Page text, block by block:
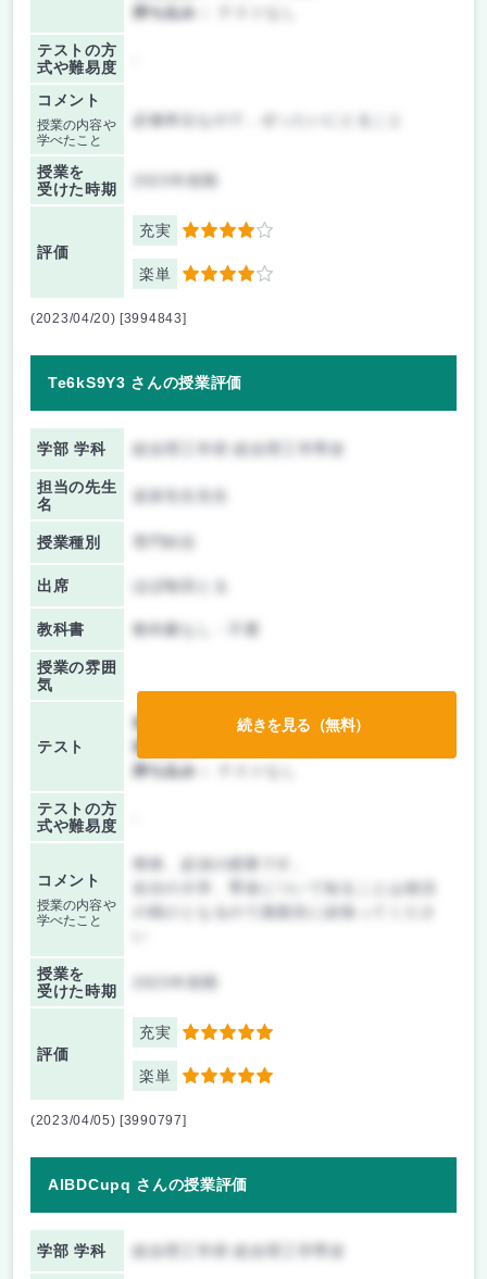
持ち込み：
テストの方
式や難易度
コメント
授業の内容や
学べたこと
必修単位なので，ぜったいにとること
授業を
受けた時期
評価
充実 4
楽単 4
(2023/04/20) [3994843]
Te6kS9Y3 さんの授業評価
学部 学科
担当の先生
名
授業種別
出席 ほぼ毎回とる
教科書 教科書なし・不要
授業の雰囲
気
テスト
前期/中間：
レポートのみ
後期/期末：
持ち込み：
テストの方
式や難易度
コメント
授業の内容や
学べたこと
授業を
受けた時期
評価
充実 5
楽単 5
続きを見る（無料）
(2023/04/05) [3990797]
AlBDCupq さんの授業評価
学部 学科